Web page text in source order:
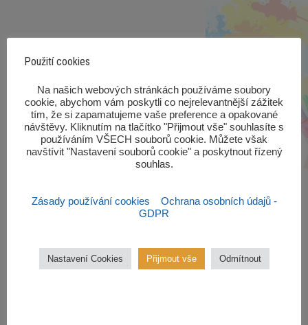
Zájmové kroužky
Použití cookies
‎Na našich webových stránkách používáme soubory
cookie, abychom vám poskytli co nejrelevantnější zážitek
tím, že si zapamatujeme vaše preference a opakované
návštěvy. Kliknutím na tlačítko "Přijmout vše" souhlasíte s
používáním VŠECH souborů cookie. Můžete však
navštívit "Nastavení souborů cookie" a poskytnout řízený
souhlas.‎
Zásady používání cookies
Ochrana osobních údajů -
GDPR
Nastavení Cookies Přijmout vše Odmítnout